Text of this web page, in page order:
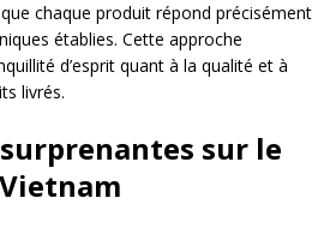
chaque produit répond précisément
établies. Cette approche
d’esprit quant à la qualité et à
livrés.
sur le